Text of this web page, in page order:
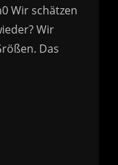
Wir schätzen
Wir
Das